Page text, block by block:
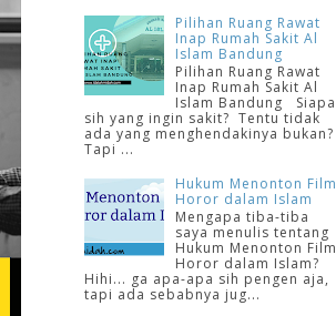
Pilihan Ruang Rawat
Inap Rumah Sakit Al
Islam Bandung
Pilihan Ruang Rawat
Inap Rumah Sakit Al
Islam Bandung Siapa
sih yang ingin sakit? Tentu tidak
ada yang menghendakinya bukan?
Tapi ...
Hukum Menonton Film
Horor dalam Islam
Mengapa tiba-tiba
saya menulis tentang
Hukum Menonton Film
Horor dalam Islam?
Hihi... ga apa-apa sih pengen aja,
tapi ada sebabnya jug...